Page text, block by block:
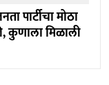
पार्टीचा मोठा
कुणाला मिळाली